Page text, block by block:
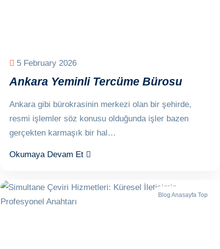
5 February 2026
Ankara Yeminli Tercüme Bürosu
Ankara gibi bürokrasinin merkezi olan bir şehirde,
resmi işlemler söz konusu olduğunda işler bazen
gerçekten karmaşık bir hal…
Okumaya Devam Et
Blog Anasayfa Top